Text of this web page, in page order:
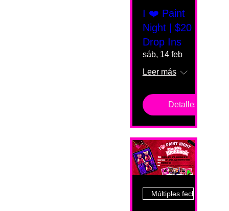
I ❤️ Paint
Night | $20
Drop Ins
sáb, 14 feb
Leer más
Detalles
Múltiples fechas